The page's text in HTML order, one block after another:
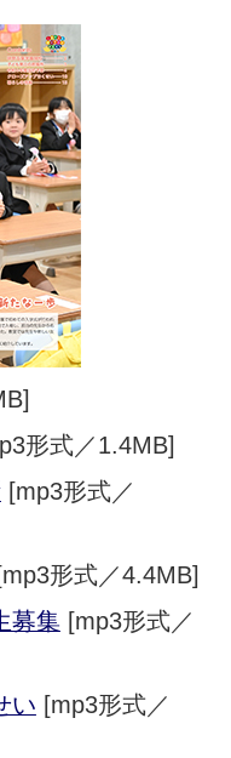
形式／1.4MB]
[mp3形式／
形式／4.4MB]
募集 [mp3形式／
い [mp3形式／